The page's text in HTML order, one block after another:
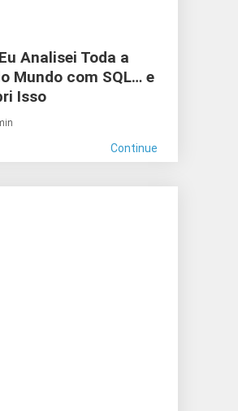
Analisei Toda a
Mundo com SQL… e
Isso
Continue